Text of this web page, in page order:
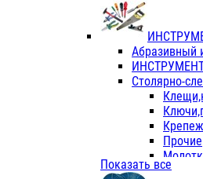
Абразивный
Столярно-
Крепеж
Прочие
Показать все